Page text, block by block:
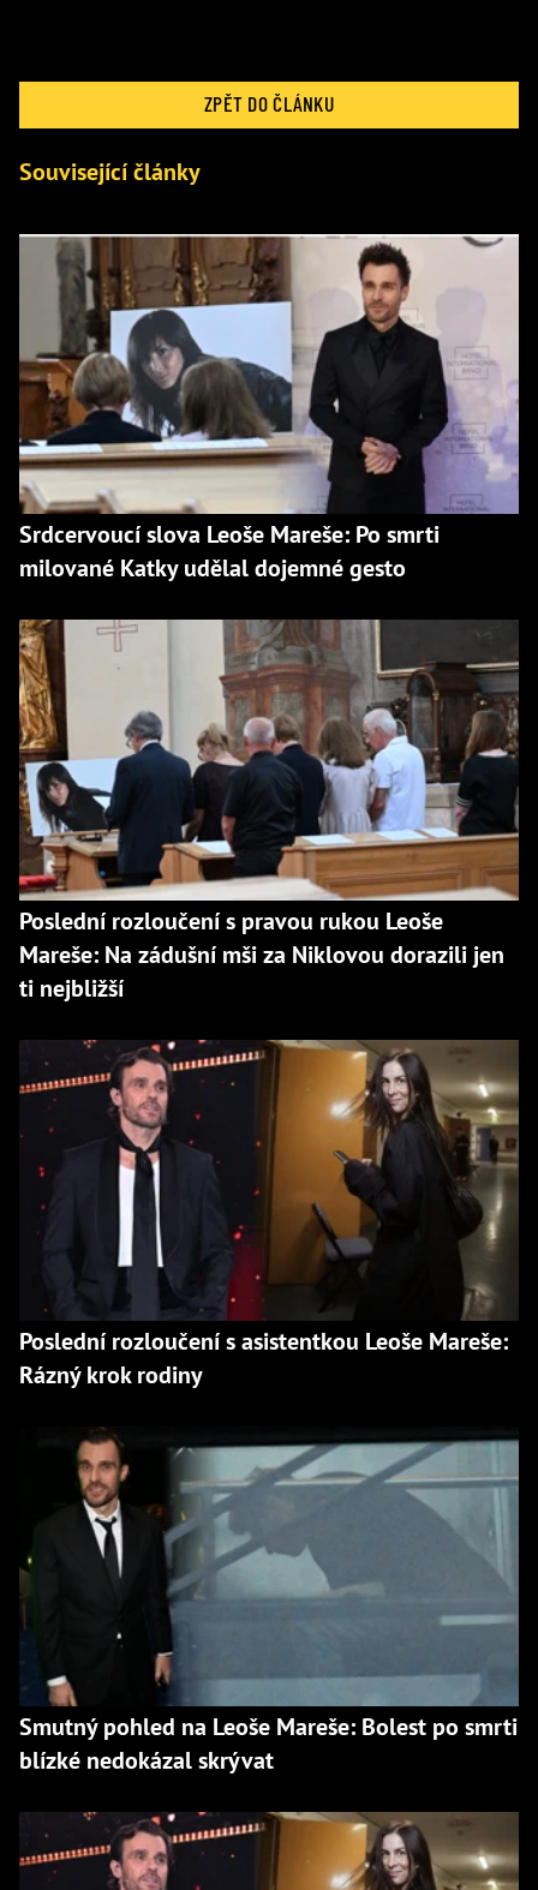
ZPĚT DO ČLÁNKU
Související články
Srdcervoucí slova Leoše Mareše: Po smrti
milované Katky udělal dojemné gesto
Poslední rozloučení s pravou rukou Leoše
Mareše: Na zádušní mši za Niklovou dorazili jen
ti nejbližší
Poslední rozloučení s asistentkou Leoše Mareše:
Rázný krok rodiny
Smutný pohled na Leoše Mareše: Bolest po smrti
blízké nedokázal skrývat